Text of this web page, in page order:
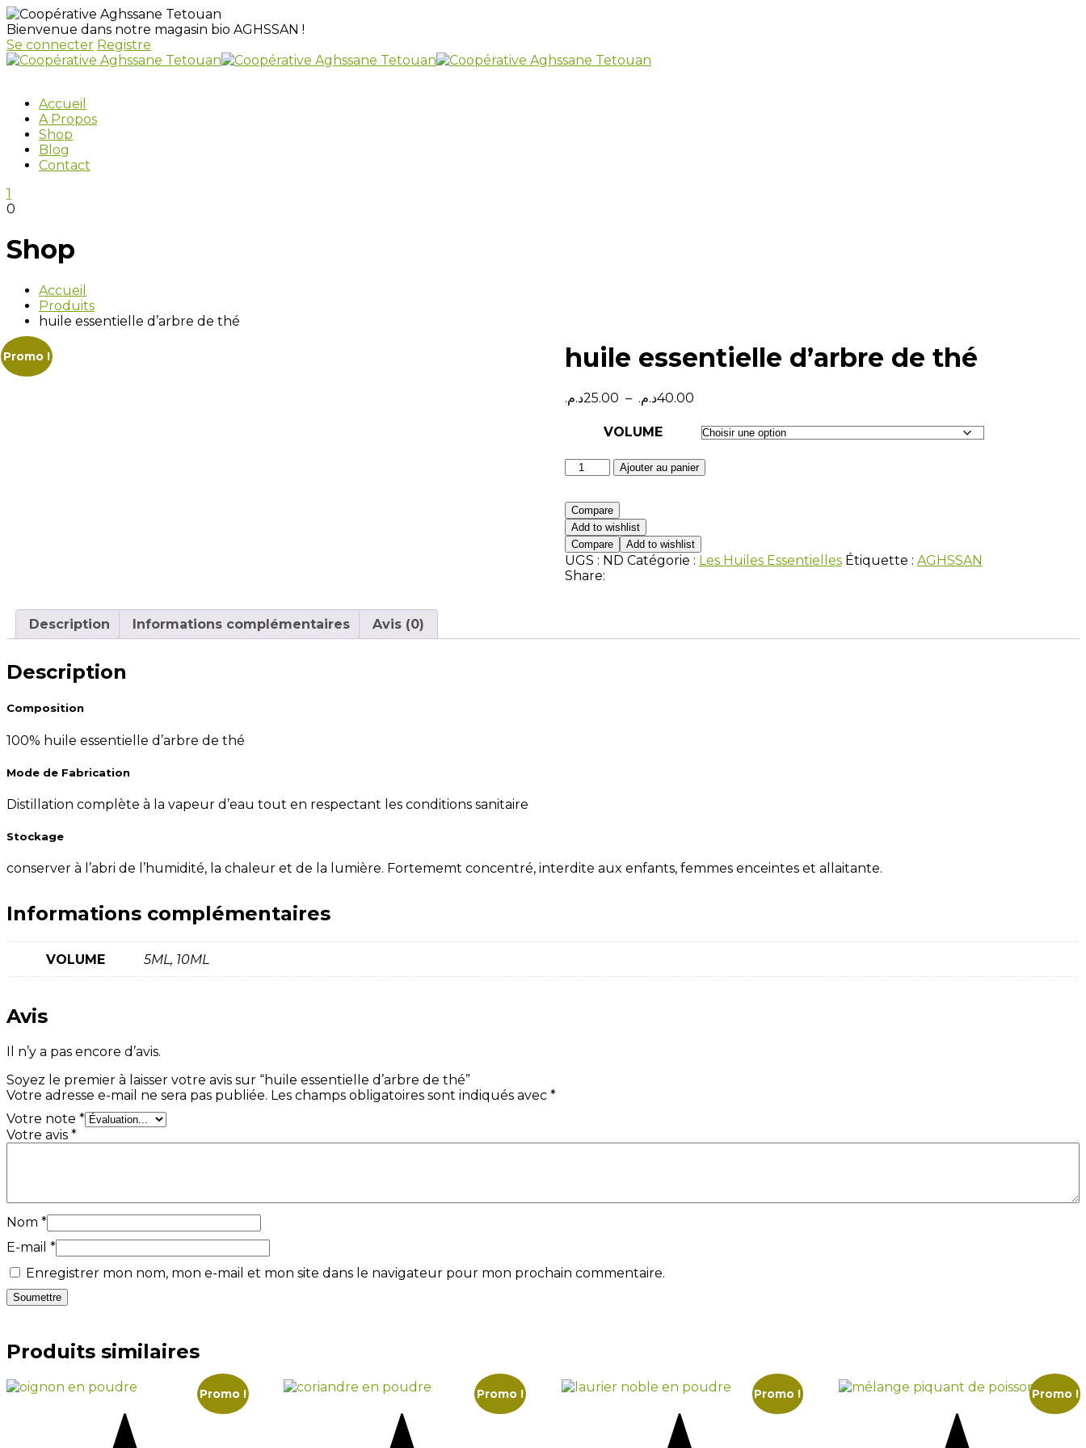
Bienvenue dans notre magasin bio AGHSSAN !
Se connecter Registre
Accueil
A Propos
Shop
Blog
Contact
1
0
Shop
Accueil
Produits
huile essentielle d’arbre de thé
Promo ! huile essentielle d’arbre de thé
25.00د.م. – 40.00د.م.
VOLUME
Ajouter au panier
Compare
Add to wishlist
Compare
Add to wishlist
UGS : ND Catégorie : Les Huiles Essentielles Étiquette : AGHSSAN
Share:
Description Informations complémentaires Avis (0)
Description
Composition
100% huile essentielle d’arbre de thé
Mode de Fabrication
Distillation complète à la vapeur d’eau tout en respectant les conditions sanitaire
Stockage
conserver à l’abri de l’humidité, la chaleur et de la lumière. Fortememt concentré, interdite aux enfants, femmes enceintes et allaitante.
Informations complémentaires
VOLUME 5ML, 10ML
Avis
Il n’y a pas encore d’avis.
Soyez le premier à laisser votre avis sur “huile essentielle d’arbre de thé”
Votre adresse e-mail ne sera pas publiée. Les champs obligatoires sont indiqués avec *
Votre note *
Votre avis *
Nom *
E-mail *
Enregistrer mon nom, mon e-mail et mon site dans le navigateur pour mon prochain commentaire.
Produits similaires
Promo ! Promo ! Promo ! Promo !